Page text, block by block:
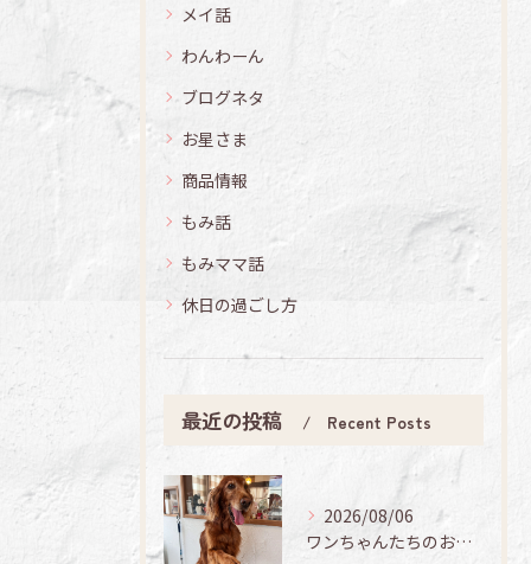
メイ話
わんわーん
ブログネタ
お星さま
商品情報
もみ話
もみママ話
休日の過ごし方
最近の投稿 Recent Posts
2026/08/06
ワンちゃんたちのお手入れ日記🐶✨